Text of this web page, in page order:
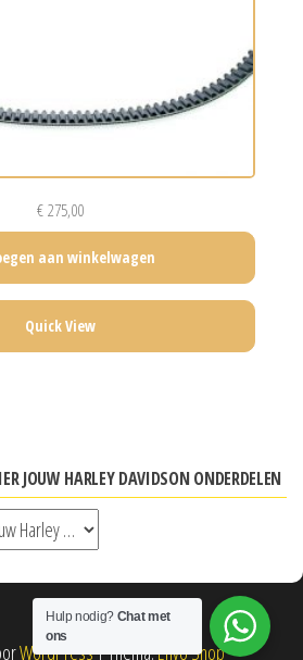
€275,00
aan winkelwagen
Quick View
JOUW HARLEY DAVIDSON ONDERDELEN
WordPress|Thema:Envo Shop
Hulp nodig? Chat met
ons